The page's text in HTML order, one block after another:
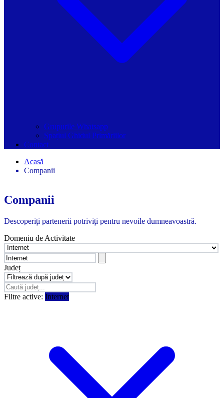
Grupurile Whatsapp
Spațiul Ghidul Primăriilor
Contact
Acasă
Companii
Companii
Descoperiți partenerii potriviți pentru nevoile dumneavoastră.
Domeniu de Activitate
Județ
Filtre active: Internet